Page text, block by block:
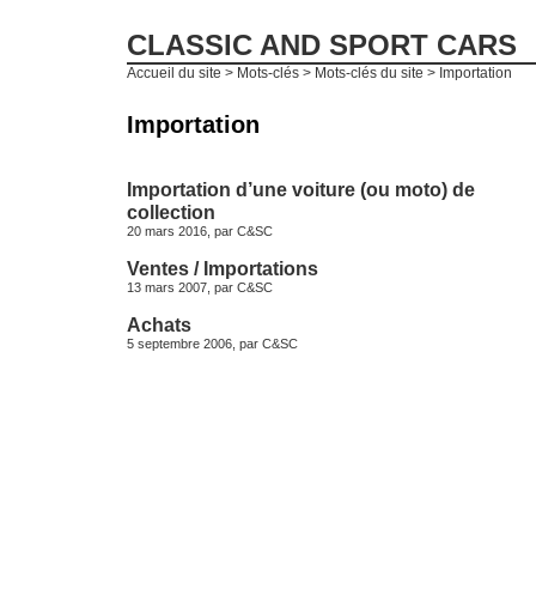
CLASSIC AND SPORT CARS
Accueil du site > Mots-clés > Mots-clés du site > Importation
Importation
Importation d’une voiture (ou moto) de
collection
20 mars 2016, par C&SC
Ventes / Importations
13 mars 2007, par C&SC
Achats
5 septembre 2006, par C&SC